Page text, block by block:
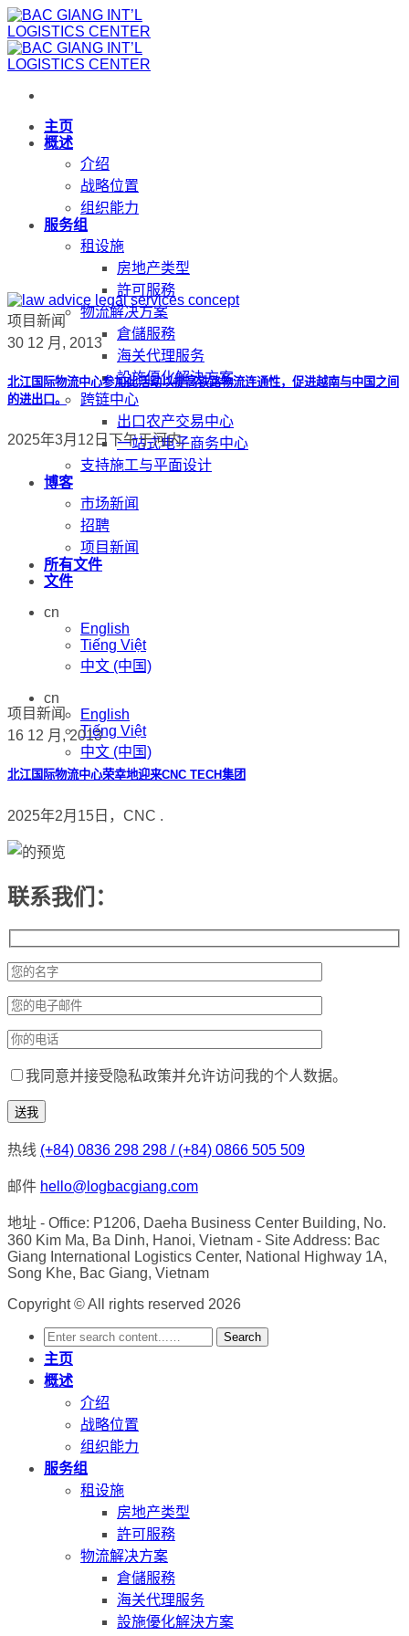
跳
到
内
主页
概述
介绍
战略位置
组织能力
服务组
租设施
房地产类型
許可服務
物流解决方案
倉儲服務
海关代理服务
設施優化解決方案
跨链中心
出口农产交易中心
一站式电子商务中心
支持施工与平面设计
博客
市场新闻
招聘
项目新闻
所有文件
文件
cn
English
Tiếng Việt
中文 (中国)
cn
English
Tiếng Việt
中文 (中国)
项目新闻
30 12 月, 2013
北江国际物流中心参加此活动以提高铁路物流连通性，促进越南与中国之间
的进出口。
2025年3月12日下午于河内.
项目新闻
16 12 月, 2013
北江国际物流中心荣幸地迎来CNC TECH集团
2025年2月15日，CNC .
联系我们：
我同意并接受隐私政策并允许访问我的个人数据。
热线 (+84) 0836 298 298 / (+84) 0866 505 509
邮件 hello@logbacgiang.com
地址 - Office: P1206, Daeha Business Center Building, No.
360 Kim Ma, Ba Dinh, Hanoi, Vietnam - Site Address: Bac
Giang International Logistics Center, National Highway 1A,
Song Khe, Bac Giang, Vietnam
Copyright © All rights reserved 2026
Search
主页
概述
介绍
战略位置
组织能力
服务组
租设施
房地产类型
許可服務
物流解决方案
倉儲服務
海关代理服务
設施優化解決方案